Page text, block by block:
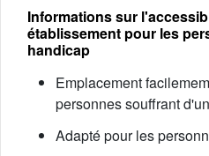
Informations sur
établissement pour les
handicap
Emplacement
personnes souffrant
Adapté pour les